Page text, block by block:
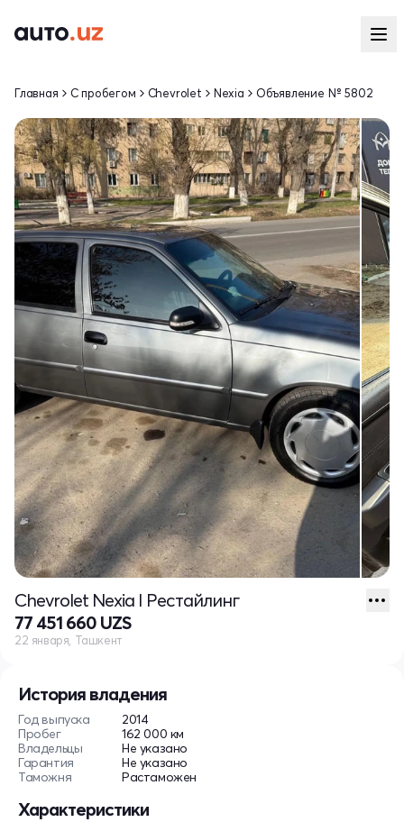
История владения
Год выпуска
2014
Пробег
162 000 км
Владельцы
Не указано
Гарантия
Не указано
Таможня
Растаможен
Характеристики
Главная С пробегом Chevrolet Nexia Объявление № 5802
Chevrolet Nexia I Рестайлинг
77 451 660 UZS
22 января, Ташкент